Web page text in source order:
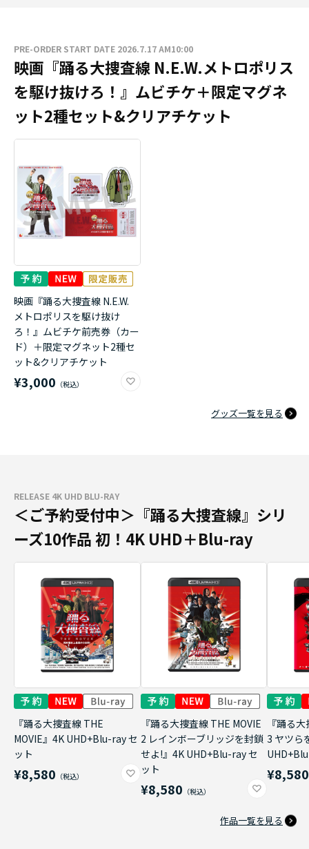
PRE-ORDER START DATE 2026.7.17 AM10:00
映画『踊る大捜査線 N.E.W.メトロポリス
を駆け抜けろ！』ムビチケ＋限定マグネ
ット2種セット&クリアチケット
映画『踊る大捜査線 N.E.W.
メトロポリスを駆け抜け
ろ！』ムビチケ前売券（カー
ド）＋限定マグネット2種セ
ット&クリアチケット
¥3,000
グッズ一覧を見る
RELEASE 4K UHD BLU-RAY
＜ご予約受付中＞『踊る大捜査線』シリ
ーズ10作品 初！4K UHD＋Blu-ray
『踊る大捜査線 THE
MOVIE』4K UHD+Blu-ray セ
ット
¥8,580
『踊る大捜査線 THE MOVIE
2 レインボーブリッジを封鎖
せよ!』4K UHD+Blu-ray セ
ット
¥8,580
『踊る
3 ヤツら
¥8,580
作品一覧を見る